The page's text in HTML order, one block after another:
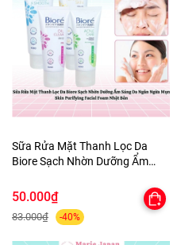
Sữa Rửa Mặt Thanh Lọc Da
Biore Sạch Nhờn Dưỡng Ẩm
Purifying Facial Foam Nhật Bản
50.000₫
83.000₫ -40%